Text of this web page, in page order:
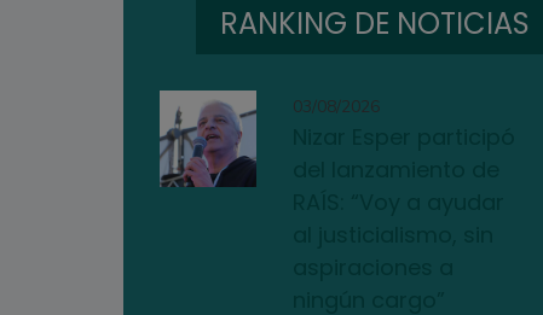
RANKING DE NOTICIAS
03/08/2026